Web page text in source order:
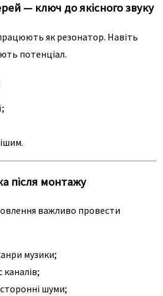
— ключ до якісного звуку
як резонатор. Навіть
потенціал.
після монтажу
важливо провести
музики;
каналів;
шуми;